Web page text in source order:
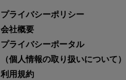
プライバシーポリシー
会社概要
プライバシーポータル
（個人情報の取り扱いについて）
利用規約